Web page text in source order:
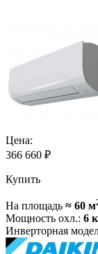
Цена:
366 660 ₽
Купить
На площадь ≈ 60 м
Мощность охл.: 6
Инверторная